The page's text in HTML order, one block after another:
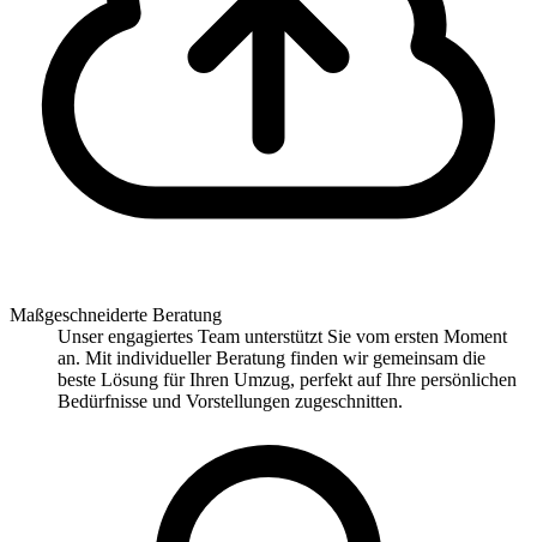
Maßgeschneiderte Beratung
Unser engagiertes Team unterstützt Sie vom ersten Moment
an. Mit individueller Beratung finden wir gemeinsam die
beste Lösung für Ihren Umzug, perfekt auf Ihre persönlichen
Bedürfnisse und Vorstellungen zugeschnitten.